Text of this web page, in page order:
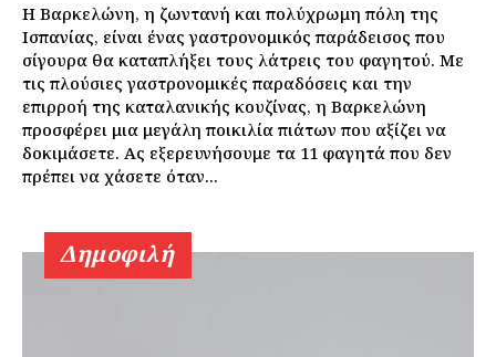
Η Βαρκελώνη, η ζωντανή και πολύχρωμη πόλη της
Ισπανίας, είναι ένας γαστρονομικός παράδεισος που
σίγουρα θα καταπλήξει τους λάτρεις του φαγητού. Με
τις πλούσιες γαστρονομικές παραδόσεις και την
επιρροή της καταλανικής κουζίνας, η Βαρκελώνη
προσφέρει μια μεγάλη ποικιλία πιάτων που αξίζει να
δοκιμάσετε. Ας εξερευνήσουμε τα 11 φαγητά που δεν
πρέπει να χάσετε όταν...
Δημοφιλή